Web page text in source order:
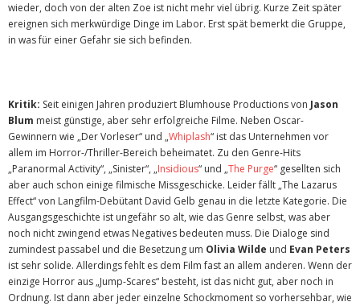
wieder, doch von der alten Zoe ist nicht mehr viel übrig. Kurze Zeit später
ereignen sich merkwürdige Dinge im Labor. Erst spät bemerkt die Gruppe,
in was für einer Gefahr sie sich befinden.
Kritik: Seit einigen Jahren produziert Blumhouse Productions von Jason
Blum meist günstige, aber sehr erfolgreiche Filme. Neben Oscar-
Gewinnern wie „Der Vorleser“ und „Whiplash“ ist das Unternehmen vor
allem im Horror-/Thriller-Bereich beheimatet. Zu den Genre-Hits
„Paranormal Activity“, „Sinister“, „Insidious“ und „The Purge“ gesellten sich
aber auch schon einige filmische Missgeschicke. Leider fällt „The Lazarus
Effect“ von Langfilm-Debütant David Gelb genau in die letzte Kategorie. Die
Ausgangsgeschichte ist ungefähr so alt, wie das Genre selbst, was aber
noch nicht zwingend etwas Negatives bedeuten muss. Die Dialoge sind
zumindest passabel und die Besetzung um Olivia Wilde und Evan Peters
ist sehr solide. Allerdings fehlt es dem Film fast an allem anderen. Wenn der
einzige Horror aus „Jump-Scares“ besteht, ist das nicht gut, aber noch in
Ordnung. Ist dann aber jeder einzelne Schockmoment so vorhersehbar, wie